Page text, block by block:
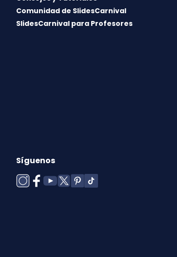
Comunidad de SlidesCarnival
SlidesCarnival para Profesores
Síguenos